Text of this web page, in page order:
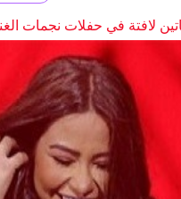
لافتة في حفلات نجمات